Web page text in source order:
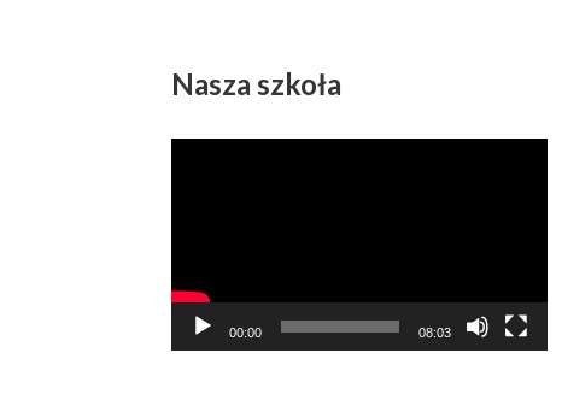
Nasza szkoła
00:00 08:03